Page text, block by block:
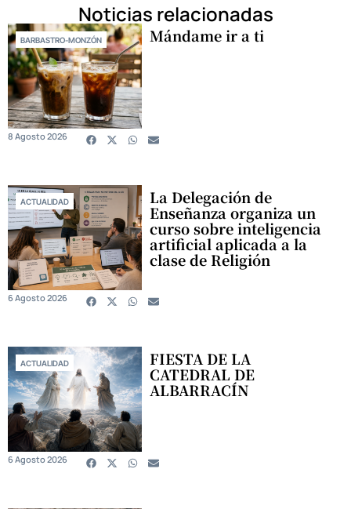
Noticias relacionadas
BARBASTRO-MONZÓN Mándame ir a ti
8 Agosto 2026
ACTUALIDAD La Delegación de
Enseñanza organiza un
curso sobre inteligencia
artificial aplicada a la
clase de Religión
6 Agosto 2026
ACTUALIDAD FIESTA DE LA
CATEDRAL DE
ALBARRACÍN
6 Agosto 2026